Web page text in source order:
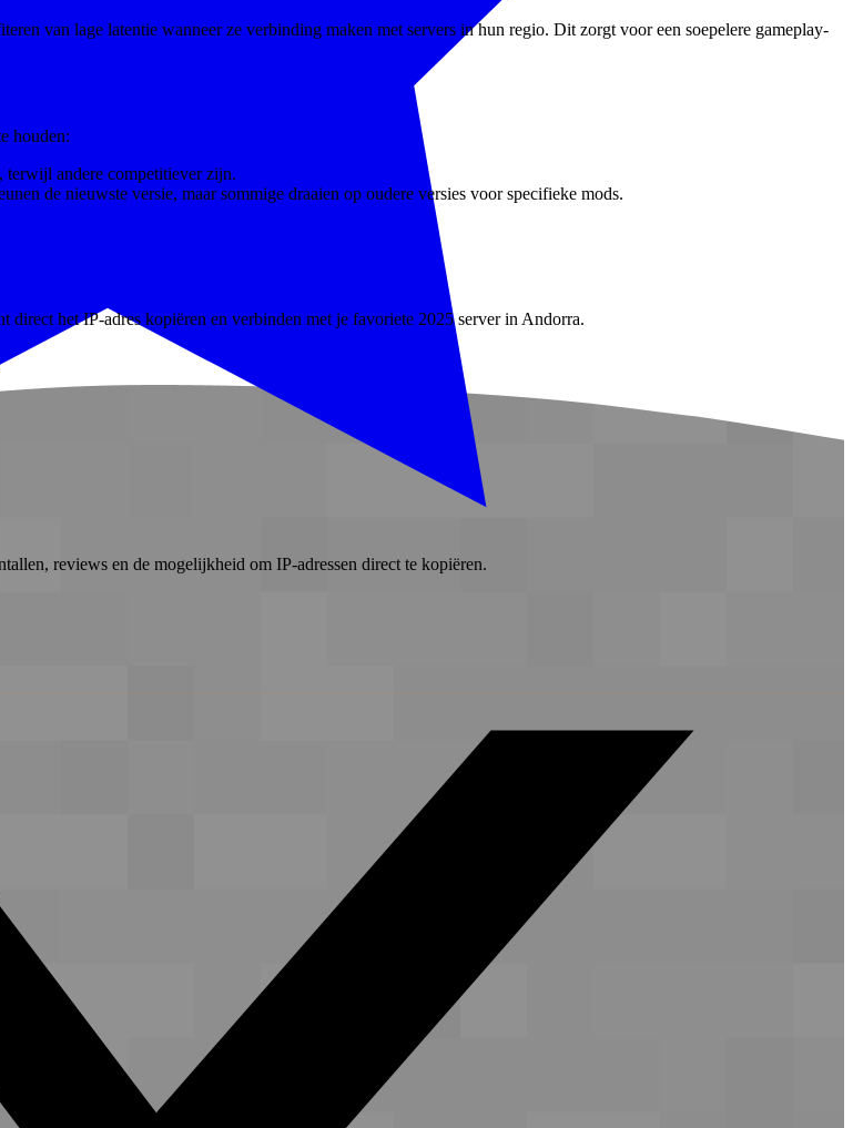
van lage latentie wanneer ze verbinding maken met servers in hun regio. Dit zorgt voor een soepelere gameplay-
houden:
terwijl andere competitiever zijn.
de nieuwste versie, maar sommige draaien op oudere versies voor specifieke mods.
het IP-adres kopiëren en verbinden met je favoriete 2025 server in Andorra.
reviews en de mogelijkheid om IP-adressen direct te kopiëren.